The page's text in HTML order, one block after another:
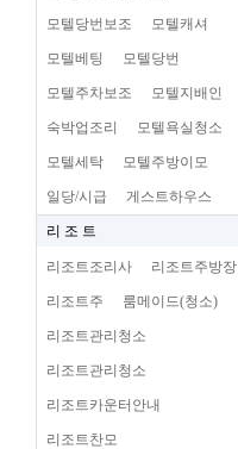
모텔당번보조 모텔캐셔
모텔베팅 모텔당번
모텔주차보조 모텔지배인
숙박업조리 모텔욕실청소
모텔세탁 모텔주방이모
일당/시급 게스트하우스
리 조 트
리조트조리사 리조트주방장
리조트주 룸메이드(청소)
리조트관리청소
리조트관리청소
리조트카운터안내
리조트찬모